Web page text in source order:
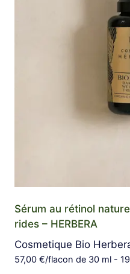
Sérum au rétinol
rides – HERBERA
Cosmetique Bio
57,00 €/flacon de 30 ml -